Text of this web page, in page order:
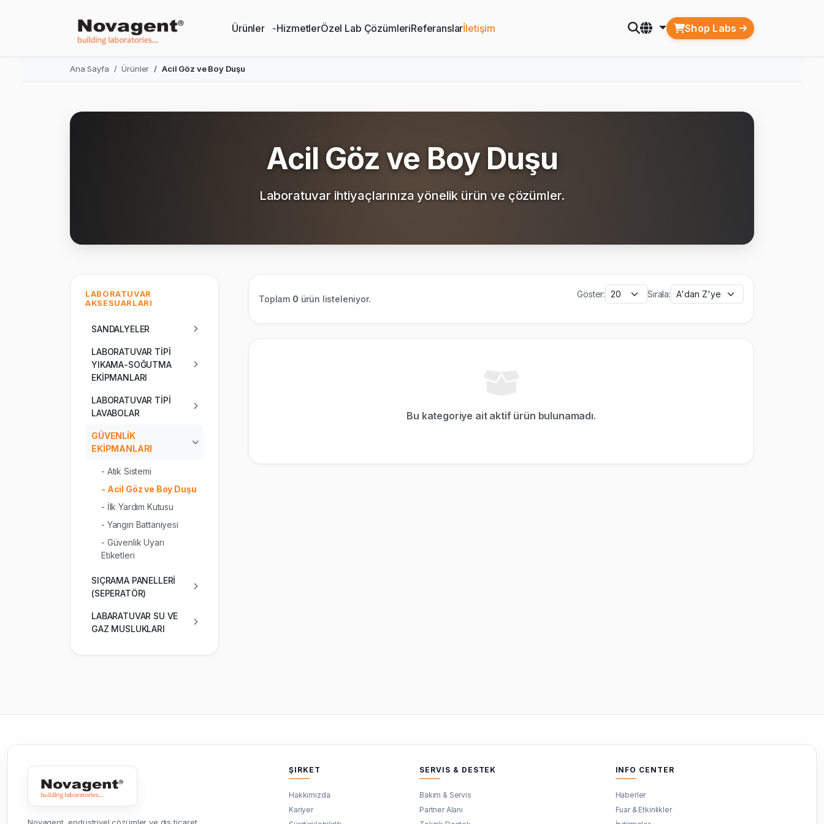
Ürünler HizmetlerÖzel Lab ÇözümleriReferanslarİletişim Shop Labs
Ana Sayfa Ürünler Acil Göz ve Boy Duşu
Acil Göz ve Boy Duşu
Laboratuvar ihtiyaçlarınıza yönelik ürün ve çözümler.
LABORATUVAR
AKSESUARLARI
SANDALYELER
LABORATUVAR TİPİ
YIKAMA-SOĞUTMA
EKİPMANLARI
LABORATUVAR TİPİ
LAVABOLAR
GÜVENLİK
EKİPMANLARI
- Atık Sistemi
- Acil Göz ve Boy Duşu
- İlk Yardım Kutusu
- Yangın Battaniyesi
- Güvenlik Uyarı
Etiketleri
SIÇRAMA PANELLERİ
(SEPERATÖR)
LABARATUVAR SU VE
GAZ MUSLUKLARI
Toplam 0 ürün listeleniyor. Göster: Sırala:
Bu kategoriye ait aktif ürün bulunamadı.
ŞIRKET
Hakkımızda
Kariyer
SERVIS & DESTEK
Bakım & Servis
Partner Alanı
INFO CENTER
Haberler
Fuar & Etkinlikler